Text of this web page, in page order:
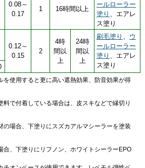
0.08～
0.17
1 16時間以上
ールローラー
塗り 、エアレ
ス塗り
0.12～
0.15
2
4時
間以
上
24時
間以
上
刷毛塗り 、 ウ
ールローラー
塗り 、エアレ
ス塗り
を使用すると更に高い遮熱効果、防音効果が得
料で付着している場合は、皮スキなどで縁切り
の場合、下塗りにスズカアルマシーラーを塗装
合、下塗りにリフノン、ホワイトシーラーEPO